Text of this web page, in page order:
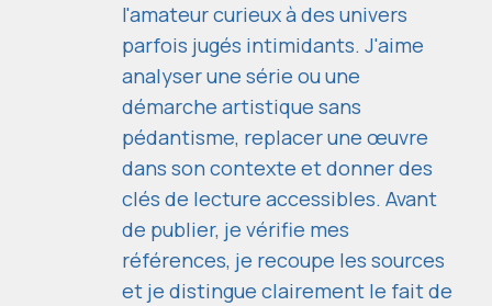
l'amateur curieux à des univers
parfois jugés intimidants. J'aime
analyser une série ou une
démarche artistique sans
pédantisme, replacer une œuvre
dans son contexte et donner des
clés de lecture accessibles. Avant
de publier, je vérifie mes
références, je recoupe les sources
et je distingue clairement le fait de